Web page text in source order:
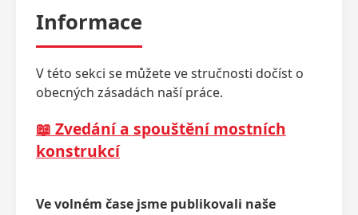
Informace
V této sekci se můžete ve stručnosti dočíst o
obecných zásadách naší práce.
📖 Zvedání a spouštění mostních
konstrukcí
Ve volném čase jsme publikovali naše